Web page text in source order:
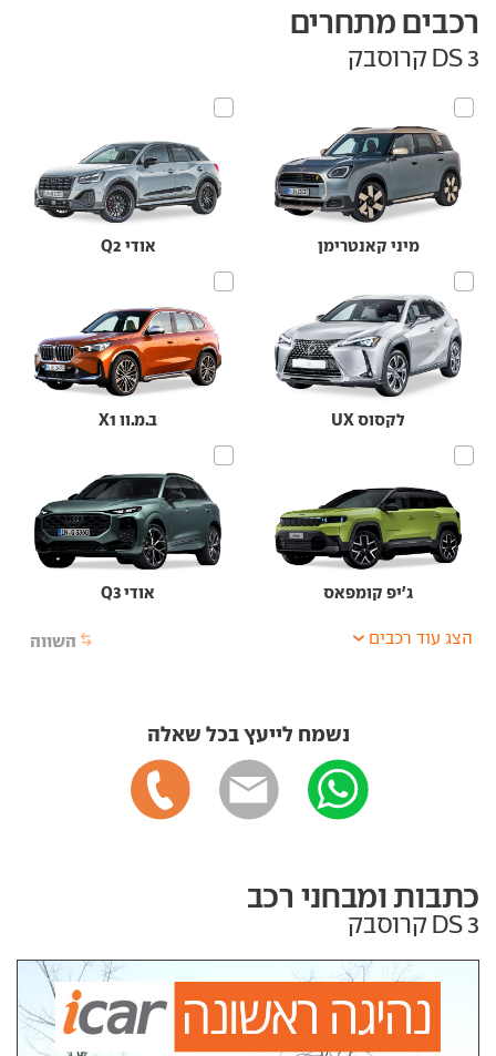
רכבים מתחרים
DS 3 קרוסבק
מיני קאנטרימן אודי Q2
לקסוס UX ב.מ.וו X1
ג'יפ קומפאס אודי Q3
השווה הצג עוד רכבים
נשמח לייעץ בכל שאלה
כתבות ומבחני רכב
DS 3 קרוסבק